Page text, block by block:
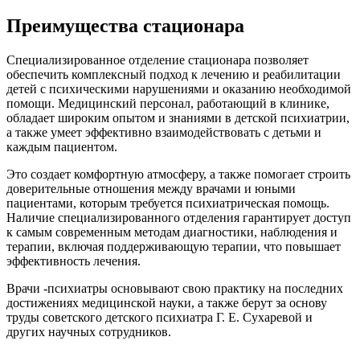
Преимущества стационара
Специализированное отделение стационара позволяет
обеспечить комплексный подход к лечению и реабилитации
детей с психическими нарушениями и оказанию необходимой
помощи. Медицинский персонал, работающий в клинике,
обладает широким опытом и знаниями в детской психиатрии,
а также умеет эффективно взаимодействовать с детьми и
каждым пациентом.
Это создает комфортную атмосферу, а также помогает строить
доверительные отношения между врачами и юными
пациентами, которым требуется психиатрическая помощь.
Наличие специализированного отделения гарантирует доступ
к самым современным методам диагностики, наблюдения и
терапии, включая поддерживающую терапии, что повышает
эффективность лечения.
Врачи -психиатры основывают свою практику на последних
достижениях медицинской науки, а также берут за основу
труды советского детского психиатра Г. Е. Сухаревой и
других научных сотрудников.